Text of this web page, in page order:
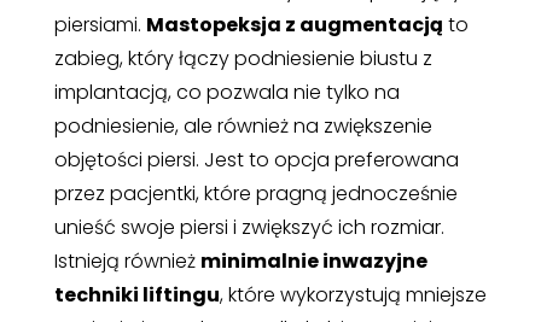
piersiami. Mastopeksja z augmentacją to
zabieg, który łączy podniesienie biustu z
implantacją, co pozwala nie tylko na
podniesienie, ale również na zwiększenie
objętości piersi. Jest to opcja preferowana
przez pacjentki, które pragną jednocześnie
unieść swoje piersi i zwiększyć ich rozmiar.
Istnieją również minimalnie inwazyjne
techniki liftingu, które wykorzystują mniejsze